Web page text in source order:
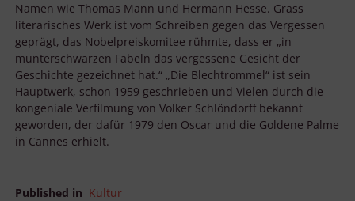
Namen wie Thomas Mann und Hermann Hesse. Grass
literarisches Werk ist vom Schreiben gegen das Vergessen
geprägt, das Nobelpreiskomitee rühmte, dass er „in
munterschwarzen Fabeln das vergessene Gesicht der
Geschichte gezeichnet hat.“ „Die Blechtrommel“ ist sein
Hauptwerk, schon 1959 geschrieben und Vielen durch die
kongeniale Verfilmung von Volker Schlöndorff bekannt
geworden, der dafür 1979 den Oscar und die Goldene Palme
in Cannes erhielt.
Published in Kultur